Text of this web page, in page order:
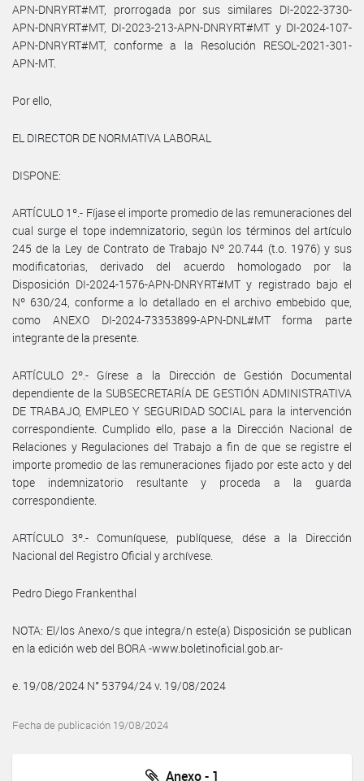
APN-DNRYRT#MT, prorrogada por sus similares DI-2022-3730-
APN-DNRYRT#MT, DI-2023-213-APN-DNRYRT#MT y DI-2024-107-
APN-DNRYRT#MT, conforme a la Resolución RESOL-2021-301-
APN-MT.
Por ello,
EL DIRECTOR DE NORMATIVA LABORAL
DISPONE:
ARTÍCULO 1º.- Fíjase el importe promedio de las remuneraciones del
cual surge el tope indemnizatorio, según los términos del artículo
245 de la Ley de Contrato de Trabajo Nº 20.744 (t.o. 1976) y sus
modificatorias, derivado del acuerdo homologado por la
Disposición DI-2024-1576-APN-DNRYRT#MT y registrado bajo el
Nº 630/24, conforme a lo detallado en el archivo embebido que,
como ANEXO DI-2024-73353899-APN-DNL#MT forma parte
integrante de la presente.
ARTÍCULO 2º.- Gírese a la Dirección de Gestión Documental
dependiente de la SUBSECRETARÍA DE GESTIÓN ADMINISTRATIVA
DE TRABAJO, EMPLEO Y SEGURIDAD SOCIAL para la intervención
correspondiente. Cumplido ello, pase a la Dirección Nacional de
Relaciones y Regulaciones del Trabajo a fin de que se registre el
importe promedio de las remuneraciones fijado por este acto y del
tope indemnizatorio resultante y proceda a la guarda
correspondiente.
ARTÍCULO 3º.- Comuníquese, publíquese, dése a la Dirección
Nacional del Registro Oficial y archívese.
Pedro Diego Frankenthal
NOTA: El/los Anexo/s que integra/n este(a) Disposición se publican
en la edición web del BORA -www.boletinoficial.gob.ar-
e. 19/08/2024 N° 53794/24 v. 19/08/2024
Fecha de publicación 19/08/2024
Anexo - 1